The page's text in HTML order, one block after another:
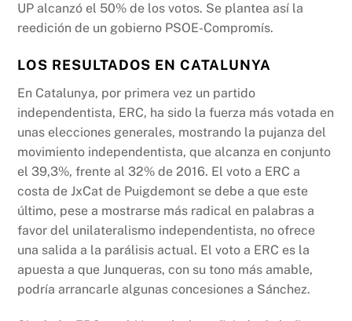
UP alcanzó el 50% de los votos. Se plantea así la
reedición de un gobierno PSOE-Compromís.
LOS RESULTADOS EN CATALUNYA
En Catalunya, por primera vez un partido
independentista, ERC, ha sido la fuerza más votada en
unas elecciones generales, mostrando la pujanza del
movimiento independentista, que alcanza en conjunto
el 39,3%, frente al 32% de 2016. El voto a ERC a
costa de JxCat de Puigdemont se debe a que este
último, pese a mostrarse más radical en palabras a
favor del unilateralismo independentista, no ofrece
una salida a la parálisis actual. El voto a ERC es la
apuesta a que Junqueras, con su tono más amable,
podría arrancarle algunas concesiones a Sánchez.